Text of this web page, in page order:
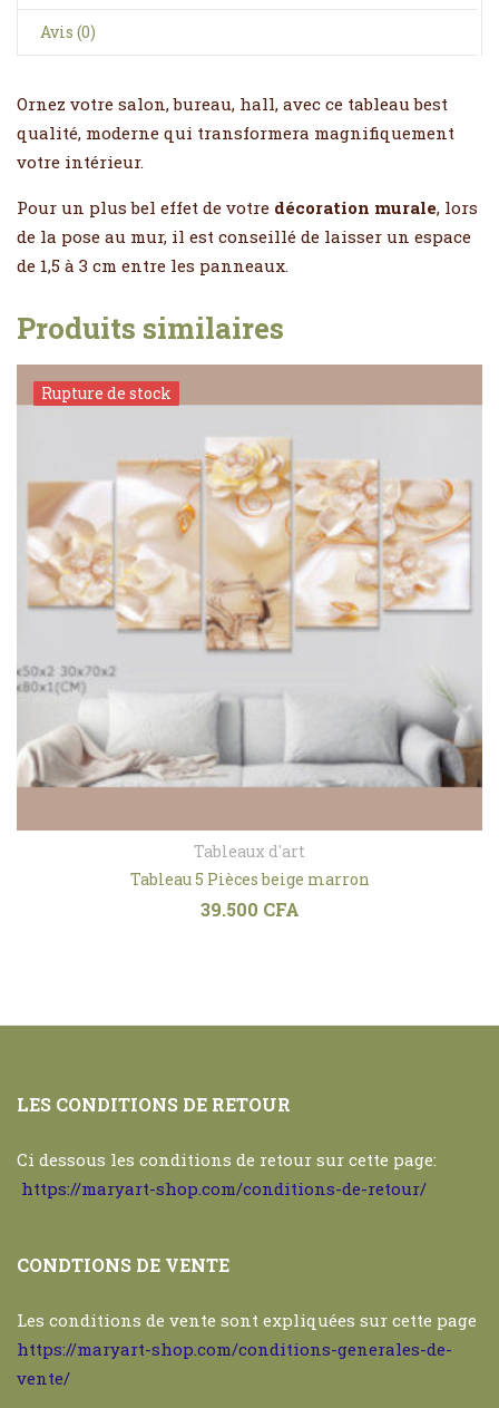
Avis (0)
Ornez votre salon, bureau, hall, avec ce tableau best
qualité, moderne qui transformera magnifiquement
votre intérieur.
Pour un plus bel effet de votre décoration murale, lors
de la pose au mur, il est conseillé de laisser un espace
de 1,5 à 3 cm entre les panneaux.
Produits similaires
Rupture de stock
Rupture de stock
Tableaux d'art
Tableau 5 Pièces beige marron
39.500 CFA
LES CONDITIONS DE RETOUR
Ci dessous les conditions de retour sur cette page:
https://maryart-shop.com/conditions-de-retour/
CONDTIONS DE VENTE
Les conditions de vente sont expliquées sur cette page
https://maryart-shop.com/conditions-generales-de-
vente/